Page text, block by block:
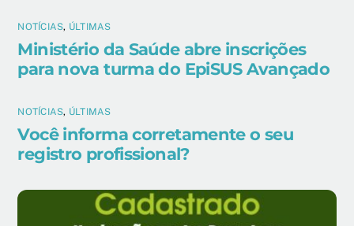
NOTÍCIAS, ÚLTIMAS
Ministério da Saúde abre inscrições
para nova turma do EpiSUS Avançado
NOTÍCIAS, ÚLTIMAS
Você informa corretamente o seu
registro profissional?